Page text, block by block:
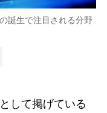
誕生で注目される分野
して掲げている